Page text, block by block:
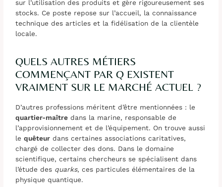
sur l’utilisation des produits et gère rigoureusement ses
stocks. Ce poste repose sur l’accueil, la connaissance
technique des articles et la fidélisation de la clientèle
locale.
QUELS AUTRES MÉTIERS
COMMENÇANT PAR Q EXISTENT
VRAIMENT SUR LE MARCHÉ ACTUEL ?
D’autres professions méritent d’être mentionnées : le
quartier-maître dans la marine, responsable de
l’approvisionnement et de l’équipement. On trouve aussi
lequêteur dans certaines associations caritatives,
chargé de collecter des dons. Dans le domaine
scientifique, certains chercheurs se spécialisent dans
l’étude des quarks, ces particules élémentaires de la
physique quantique.